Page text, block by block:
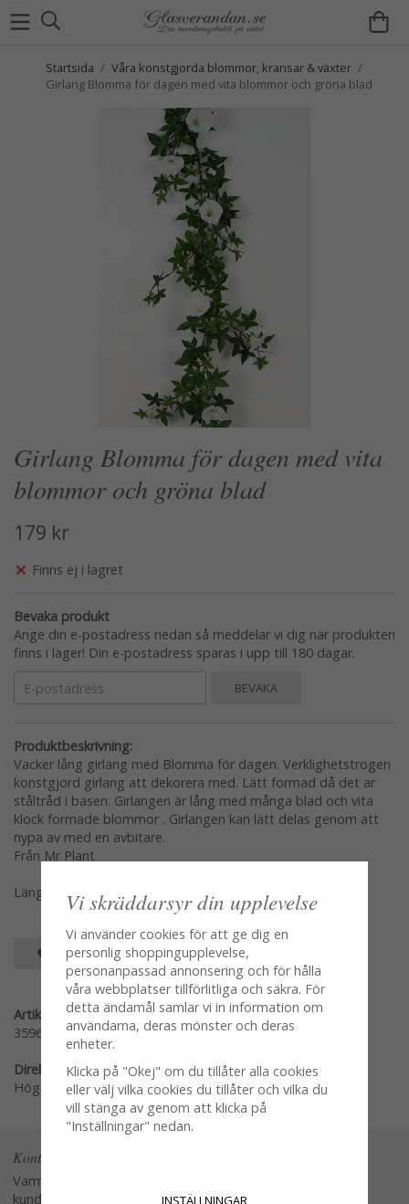
Startsida / Våra konstgjorda blommor, kransar & växter /
Girlang Blomma för dagen med vita blommor och gröna blad
Girlang Blomma för dagen med vita
blommor och gröna blad
179 kr
Finns ej i lagret
Bevaka produkt
Ange din e-postadress nedan så meddelar vi dig när produkten
finns i lager! Din e-postadress sparas i upp till 180 dagar.
BEVAKA
Produktbeskrivning:
Vacker lång girlang med Blomma för dagen. Verklighetstrogen
konstgjord girlang att dekorera med. Lätt formad då det är
ståltråd i basen. Girlangen är lång med många blad och vita
klock formade blommor . Girlangen kan lätt delas genom att
nypa av med en avbitare.
Från Mr Plant
Längd 120cm
SPARA SOM FAVORIT
Artikelnummer:
3596-10-2
Direktlänk:
Högerklicka och kopiera adressen
Kontakta oss
Varmt välkommen att kontakta vår
kundtjänst.
Vi skräddarsyr din upplevelse
Vi använder cookies för att ge dig en
personlig shoppingupplevelse,
personanpassad annonsering och för hålla
våra webbplatser tillförlitliga och säkra. För
detta ändamål samlar vi in information om
användarna, deras mönster och deras
enheter.
Klicka på "Okej" om du tillåter alla cookies
eller välj vilka cookies du tillåter och vilka du
vill stänga av genom att klicka på
"Inställningar" nedan.
INSTÄLLNINGAR